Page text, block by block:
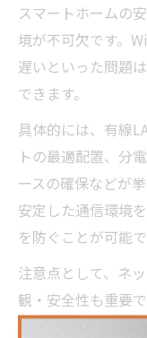
スマートホームの
境が不可欠です。
遅いといった問題
できます。
具体的には、有線
トの最適配置、分
ースの確保などが
安定した通信環境
を防ぐことが可能で
注意点として、ネ
観・安全性も重要
よって、快適なス